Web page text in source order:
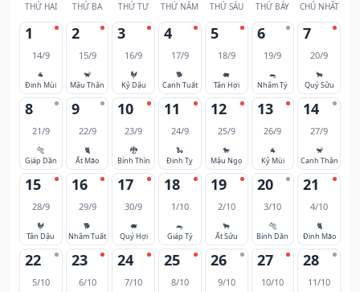
THỨ HAI THỨ BA THỨ TƯ THỨ NĂM THỨ SÁU THỨ BẢY CHỦ NHẬT
1
14/9
🐐
Đinh Mùi
2
15/9
🐒
Mậu Thân
3
16/9
🐓
Kỷ Dậu
4
17/9
🐕
Canh Tuất
5
18/9
🐖
Tân Hợi
6
19/9
🐀
Nhâm Tý
7
20/9
🐂
Quý Sửu
8
21/9
🐅
Giáp Dần
9
22/9
🐈
Ất Mão
10
23/9
🐉
Bính Thìn
11
24/9
🐍
Đinh Tỵ
12
25/9
🐎
Mậu Ngọ
13
26/9
🐐
Kỷ Mùi
14
27/9
🐒
Canh Thân
15
28/9
🐓
Tân Dậu
16
29/9
🐕
Nhâm Tuất
17
30/9
🐖
Quý Hợi
18
1/10
🐀
Giáp Tý
19
2/10
🐂
Ất Sửu
20
3/10
🐅
Bính Dần
21
4/10
🐈
Đinh Mão
22
5/10
23
6/10
24
7/10
25
8/10
26
9/10
27
10/10
28
11/10